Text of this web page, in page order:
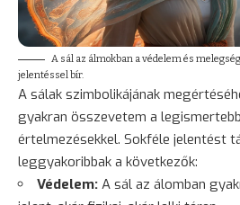
A sál az álmokban a védelem és
jelentéssel bír.
A sálak szimbolikájának
gyakran összevetem a
értelmezésekkel. Sokféle jelentést
leggyakoribbak a következők:
Védelem: A sál az álomban